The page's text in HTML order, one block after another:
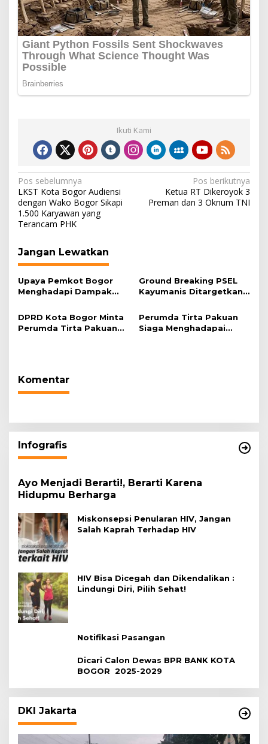
Ikuti Kami
Navigasi
pos
Pos sebelumnya
LKST Kota Bogor Audiensi
dengan Wako Bogor Sikapi
1.500 Karyawan yang
Terancam PHK
Pos berikutnya
Ketua RT Dikeroyok 3
Preman dan 3 Oknum TNI
Jangan Lewatkan
Upaya Pemkot Bogor
Menghadapi Dampak
Ground Breaking PSEL
Kayumanis Ditargetkan
Pembangunan Akses
Jalan Dikebut
DPRD Kota Bogor Minta
Perumda Tirta Pakuan
Perumda Tirta Pakuan
Siaga Menghadapai
Komentar
Infografis
Ayo Menjadi Berarti!, Berarti Karena
Hidupmu Berharga
Miskonsepsi Penularan HIV, Jangan
Salah Kaprah Terhadap HIV
HIV Bisa Dicegah dan Dikendalikan :
Lindungi Diri, Pilih Sehat!
Notifikasi Pasangan
Dicari Calon Dewas BPR BANK KOTA
BOGOR 2025-2029
DKI Jakarta